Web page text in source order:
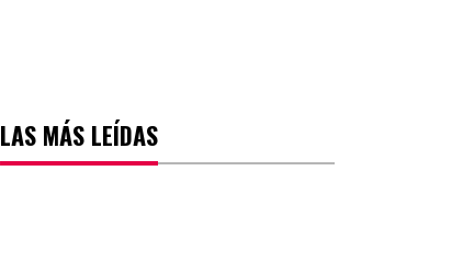
LAS MÁS LEÍDAS